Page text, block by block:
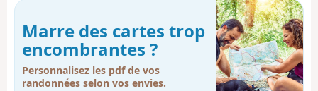
Marre des cartes trop
encombrantes ?
Personnalisez les pdf de vos
randonnées selon vos envies.